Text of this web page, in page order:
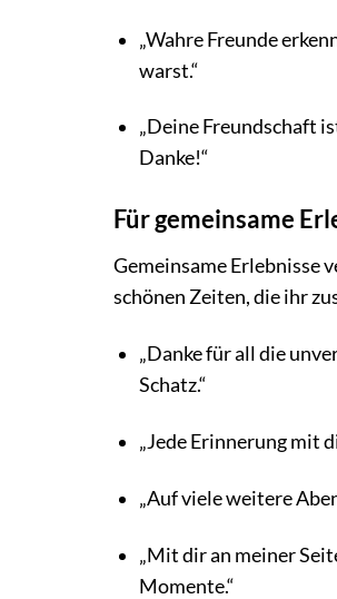
„Wahre Freunde
warst.“
„Deine Freundschaft
Danke!“
Für gemeinsame
Gemeinsame Erlebnisse
schönen Zeiten, die ihr
„Danke für all die
Schatz.“
„Jede Erinnerung mit
„Auf viele weitere
„Mit dir an meiner
Momente.“